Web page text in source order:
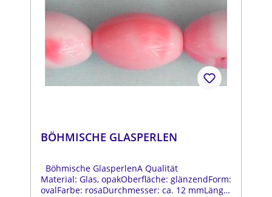
BÖHMISCHE GLASPERLEN
Böhmische GlasperlenA Qualität
Material: Glas, opakOberfläche: glänzendForm:
ovalFarbe: rosaDurchmesser: ca. 12 mmLänge: